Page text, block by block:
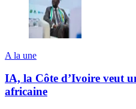
A la une
IA, la Côte d’Ivoire veut
africaine